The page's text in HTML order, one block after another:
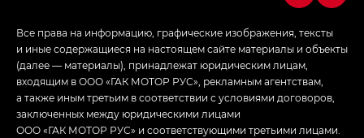
Все права на информацию, графические изображения, тексты
и иные содержащиеся на настоящем сайте материалы и объекты
(далее — материалы), принадлежат юридическим лицам,
входящим в ООО «ГАК МОТОР РУС», рекламным агентствам,
а также иным третьим в соответствии с условиями договоров,
заключенных между юридическими лицами
ООО «ГАК МОТОР РУС» и соответствующими третьими лицами.